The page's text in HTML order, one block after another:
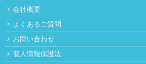
会社概要
よくあるご質問
お問い合わせ
個人情報保護法